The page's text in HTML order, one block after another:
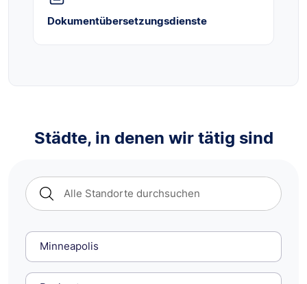
Dokumentübersetzungsdienste
Städte, in denen wir tätig sind
Minneapolis